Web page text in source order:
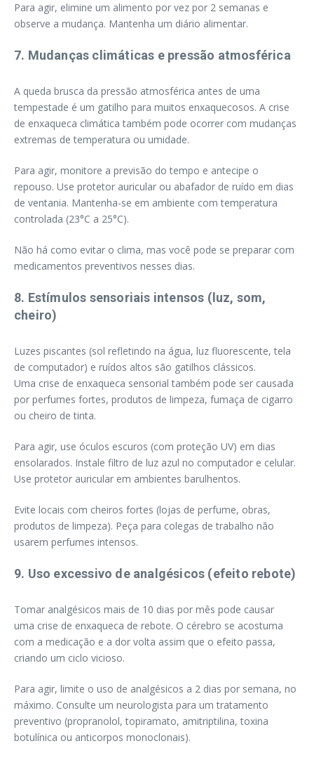
Para agir, elimine um alimento por vez por 2 semanas e
observe a mudança. Mantenha um diário alimentar.
7. Mudanças climáticas e pressão atmosférica
A queda brusca da pressão atmosférica antes de uma
tempestade é um gatilho para muitos enxaquecosos. A crise
de enxaqueca climática também pode ocorrer com mudanças
extremas de temperatura ou umidade.
Para agir, monitore a previsão do tempo e antecipe o
repouso. Use protetor auricular ou abafador de ruído em dias
de ventania. Mantenha-se em ambiente com temperatura
controlada (23°C a 25°C).
Não há como evitar o clima, mas você pode se preparar com
medicamentos preventivos nesses dias.
8. Estímulos sensoriais intensos (luz, som,
cheiro)
Luzes piscantes (sol refletindo na água, luz fluorescente, tela
de computador) e ruídos altos são gatilhos clássicos.
Uma crise de enxaqueca sensorial também pode ser causada
por perfumes fortes, produtos de limpeza, fumaça de cigarro
ou cheiro de tinta.
Para agir, use óculos escuros (com proteção UV) em dias
ensolarados. Instale filtro de luz azul no computador e celular.
Use protetor auricular em ambientes barulhentos.
Evite locais com cheiros fortes (lojas de perfume, obras,
produtos de limpeza). Peça para colegas de trabalho não
usarem perfumes intensos.
9. Uso excessivo de analgésicos (efeito rebote)
Tomar analgésicos mais de 10 dias por mês pode causar
uma crise de enxaqueca de rebote. O cérebro se acostuma
com a medicação e a dor volta assim que o efeito passa,
criando um ciclo vicioso.
Para agir, limite o uso de analgésicos a 2 dias por semana, no
máximo. Consulte um neurologista para um tratamento
preventivo (propranolol, topiramato, amitriptilina, toxina
botulínica ou anticorpos monoclonais).